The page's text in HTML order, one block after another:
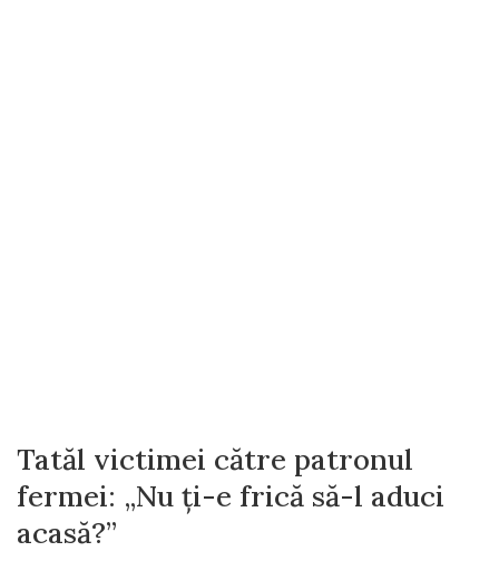
Tatăl victimei către patronul
fermei: „Nu ți-e frică să-l aduci
acasă?”